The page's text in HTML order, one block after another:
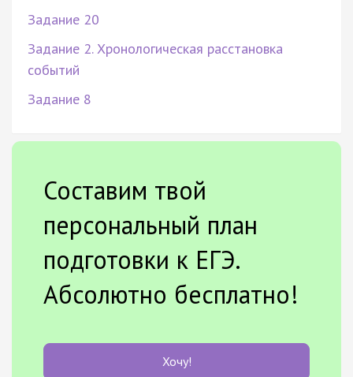
Задание 20
Задание 2. Хронологическая расстановка
событий
Задание 8
Составим твой
персональный план
подготовки к ЕГЭ.
Абсолютно бесплатно!
Хочу!